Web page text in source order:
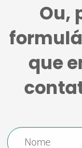
Ou,
que